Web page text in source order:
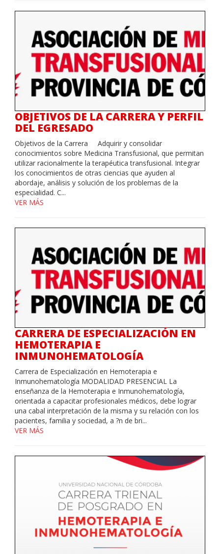
OBJETIVOS DE LA CARRERA Y PERFIL
DEL EGRESADO
Objetivos de la Carrera Adquirir y consolidar
conocimientos sobre Medicina Transfusional, que permitan
utilizar racionalmente la terapéutica transfusional. Integrar
los conocimientos de otras ciencias que ayuden al
abordaje, análisis y solución de los problemas de la
especialidad. C...
VER MÁS
CARRERA DE ESPECIALIZACIÓN EN
HEMOTERAPIA E
INMUNOHEMATOLOGÍA
Carrera de Especialización en Hemoterapia e
Inmunohematología MODALIDAD PRESENCIAL La
enseñanza de la Hemoterapia e Inmunohematología,
orientada a capacitar profesionales médicos, debe lograr
una cabal interpretación de la misma y su relación con los
pacientes, familia y sociedad, a ?n de bri...
VER MÁS